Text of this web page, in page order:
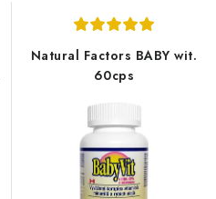
Natural Factors BABY wit.
60cps